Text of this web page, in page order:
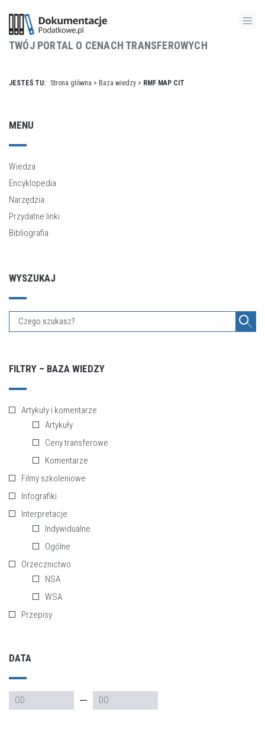
TWÓJ PORTAL O CENACH TRANSFEROWYCH
JESTEŚ TU: Strona główna > Baza wiedzy > RMF MAP CIT
MENU
Wiedza
Encyklopedia
Narzędzia
Przydatne linki
Bibliografia
WYSZUKAJ
FILTRY – BAZA WIEDZY
Artykuły i komentarze
Artykuły
Ceny transferowe
Komentarze
Filmy szkoleniowe
Infografiki
Interpretacje
Indywidualne
Ogólne
Orzecznictwo
NSA
WSA
Przepisy
DATA